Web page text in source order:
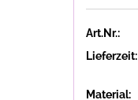
Art.Nr.:
Lieferzeit:
Material: